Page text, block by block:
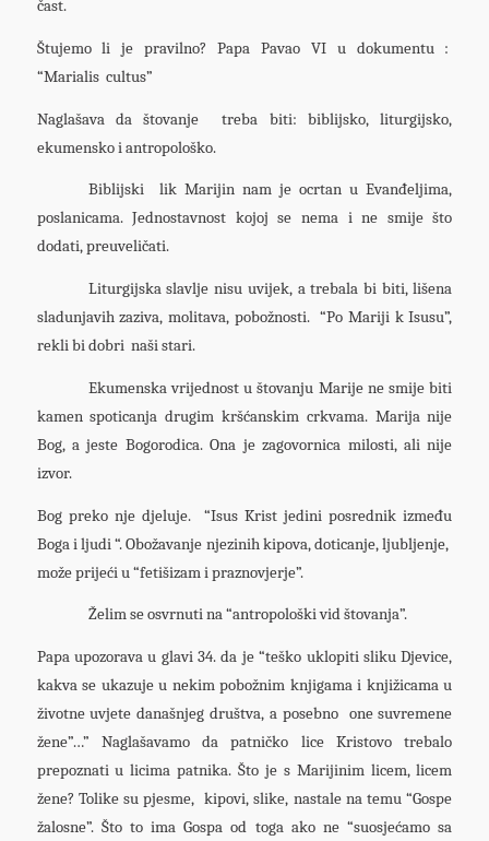
čast.
Štujemo li je pravilno? Papa Pavao VI u dokumentu :
“Marialis cultus”
Naglašava da štovanje treba biti: biblijsko, liturgijsko,
ekumensko i antropološko.
Biblijski lik Marijin nam je ocrtan u Evanđeljima,
poslanicama. Jednostavnost kojoj se nema i ne smije što
dodati, preuveličati.
Liturgijska slavlje nisu uvijek, a trebala bi biti, lišena
sladunjavih zaziva, molitava, pobožnosti. “Po Mariji k Isusu”,
rekli bi dobri naši stari.
Ekumenska vrijednost u štovanju Marije ne smije biti
kamen spoticanja drugim kršćanskim crkvama. Marija nije
Bog, a jeste Bogorodica. Ona je zagovornica milosti, ali nije
izvor.
Bog preko nje djeluje. “Isus Krist jedini posrednik između
Boga i ljudi “. Obožavanje njezinih kipova, doticanje, ljubljenje,
može prijeći u “fetišizam i praznovjerje”.
Želim se osvrnuti na “antropološki vid štovanja”.
Papa upozorava u glavi 34. da je “teško uklopiti sliku Djevice,
kakva se ukazuje u nekim pobožnim knjigama i knjižicama u
životne uvjete današnjeg društva, a posebno one suvremene
žene”…” Naglašavamo da patničko lice Kristovo trebalo
prepoznati u licima patnika. Što je s Marijinim licem, licem
žene? Tolike su pjesme, kipovi, slike, nastale na temu “Gospe
žalosne”. Što to ima Gospa od toga ako ne “suosjećamo sa